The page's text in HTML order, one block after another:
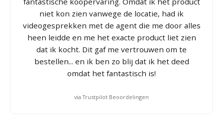
niet kon zien vanwege de locatie, had ik
videogesprekken met de agent die me door alles
heen leidde en me het exacte product liet zien
dat ik kocht. Dit gaf me vertrouwen om te
bestellen... en ik ben zo blij dat ik het deed
omdat het fantastisch is!
via Trustpilot Beoordelingen